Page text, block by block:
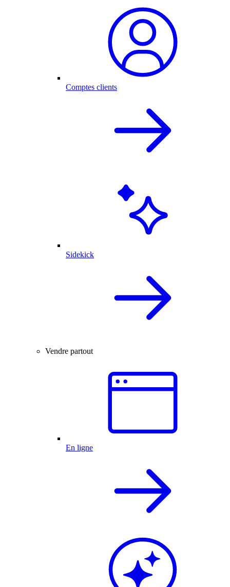
Comptes clients
Sidekick
Vendre partout
En ligne